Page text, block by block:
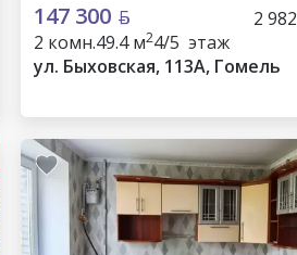
147 300 2 982
2 комн.49.4 м24/5 этаж
ул. Быховская, 113А, Гомель